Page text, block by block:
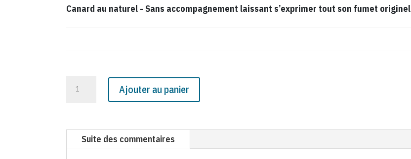
Canard au naturel -Sans accompagnement laissant s’exprimer tout son fumet originel
Ajouter au panier
Suite des commentaires